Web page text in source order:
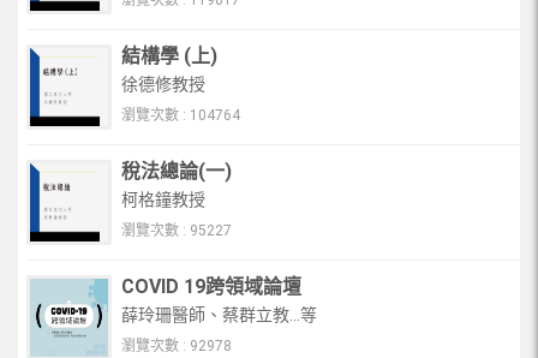
結構學 (上)
徐德修教授
瀏覽次數 : 104764
稅法總論(一)
柯格鐘教授
瀏覽次數 : 95227
COVID 19跨領域論壇
薛玲珊醫師、蔡群立教...等
瀏覽次數 : 92978